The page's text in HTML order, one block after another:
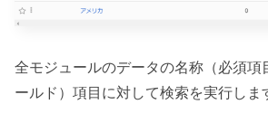
全モジュールのデータの名称（必須項
ールド）項目に対して検索を実行しま